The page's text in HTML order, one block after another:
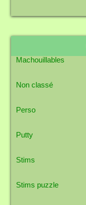
Machouillables
Non classé
Perso
Putty
Stims
Stims puzzle